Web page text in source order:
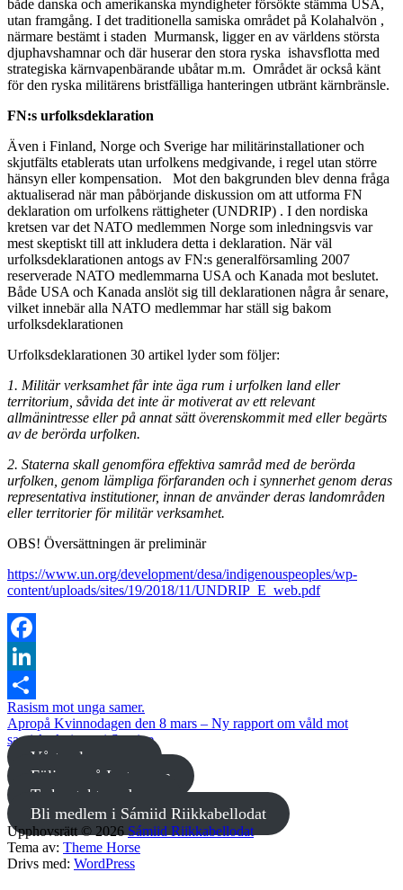
både danska och amerikanska myndigheter försökte stämma USA,
utan framgång. I det traditionella samiska området på Kolahalvön ,
närmare bestämt i staden Murmansk, ligger en av världens största
djuphavshamnar och där huserar den stora ryska ishavsflotta med
strategiska kärnvapenbärande ubåtar m.m. Området är också känt
för den ryska militärens bristfälliga hanteringen utbränt kärnbränsle.
FN:s urfolksdeklaration
Även i Finland, Norge och Sverige har militärinstallationer och
skjutfälts etablerats utan urfolkens medgivande, i regel utan större
hänsyn eller kompensation. Mot den bakgrunden blev denna fråga
aktualiserad när man påbörjande diskussion om att utforma FN
deklaration om urfolkens rättigheter (UNDRIP) . I den nordiska
kretsen var det NATO medlemmen Norge som inledningsvis var
mest skeptiskt till att inkludera detta i deklaration. När väl
urfolksdeklarationen antogs av FN:s generalförsamling 2007
reserverade NATO medlemmarna USA och Kanada mot beslutet.
Både USA och Kanada anslöt sig till deklarationen några år senare,
vilket innebär alla NATO medlemmar har ställ sig bakom
urfolksdeklarationen
Urfolksdeklarationen 30 artikel lyder som följer:
1. Militär verksamhet får inte äga rum i urfolken land eller
territorium, såvida det inte är motiverat av ett relevant
allmänintresse eller på annat sätt överenskommit med eller begärts
av de berörda urfolken.
2. Staterna skall genomföra effektiva samråd med de berörda
urfolken, genom lämpliga förfaranden och i synnerhet genom deras
representativa institutioner, innan de använder deras landområden
eller territorier för militär verksamhet.
OBS! Översättningen är preliminär
https://www.un.org/development/desa/indigenouspeoples/wp-
content/uploads/sites/19/2018/11/UNDRIP_E_web.pdf
Facebook
LinkedIn
Dela
Rasism mot unga samer.
Apropå Kvinnodagen den 8 mars – Ny rapport om våld mot
samiska kvinnor i Sverige
Vårt valprogram
Följ oss på Instagram
Ta kontakt med oss
Bli medlem i Sámiid Riikkabellodat
Upphovsrätt © 2026 Sámiid Riikkabellodat
Tema av: Theme Horse
Drivs med: WordPress